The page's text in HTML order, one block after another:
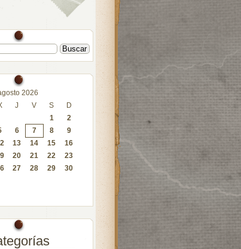
2026
J V S
D
1
2
6 7 8
9
13 14 15
16
20 21 22
23
27 28 29
30